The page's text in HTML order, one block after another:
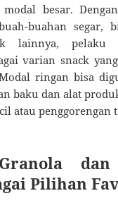
besar.
buahan segar,
lainnya, pelaku
varian snack
ringan bisa
baku dan alat
atau penggorengan
Pilihan